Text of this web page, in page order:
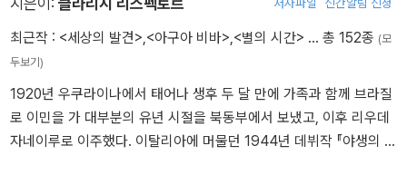
지은이: 클라리시 리스펙토르 저자파일 신간알림 신청
최근작 : <세상의 발견>,<아구아 비바>,<별의 시간> … 총 152종 (모
두보기)
1920년 우쿠라이나에서 태어나 생후 두 달 만에 가족과 함께 브라질
로 이민을 가 대부분의 유년 시절을 북동부에서 보냈고, 이후 리우데
자네이루로 이주했다. 이탈리아에 머물던 1944년 데뷔작 『야생의 심